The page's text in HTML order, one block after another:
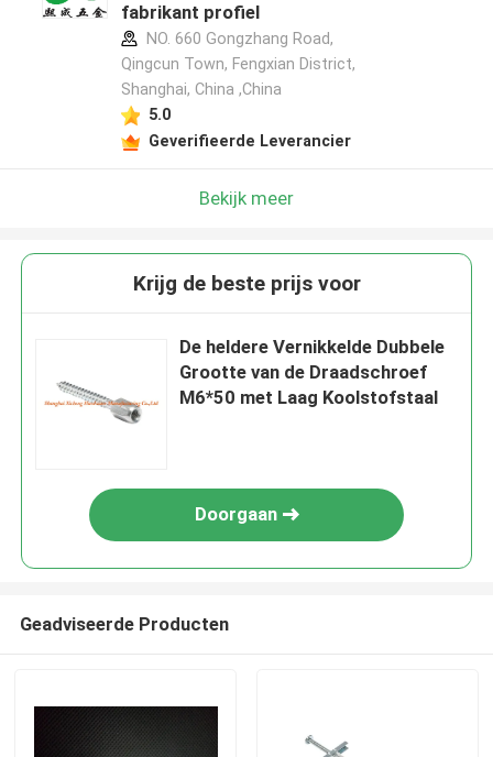
fabrikant profiel
NO. 660 Gongzhang Road,
Qingcun Town, Fengxian District,
Shanghai, China ,China
5.0
Geverifieerde Leverancier
Bekijk meer
Krijg de beste prijs voor
De heldere Vernikkelde Dubbele
Grootte van de Draadschroef
M6*50 met Laag Koolstofstaal
Doorgaan
Geadviseerde Producten